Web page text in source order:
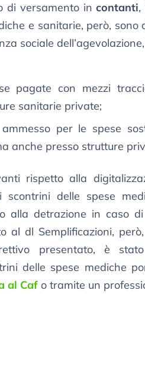
di versamento incontanti,
e sanitarie, però, sono
sociale
pagate con mezzi
sanitarie private;
per le spese
anche presso strutture
rispetto alla
scontrini delle spese
alla detrazione in caso
al dl Semplificazioni,
presentato, è
delle spese mediche
al Caf o tramite un